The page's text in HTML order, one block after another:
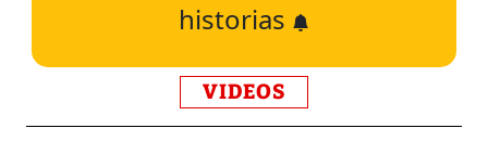
historias
VIDEOS